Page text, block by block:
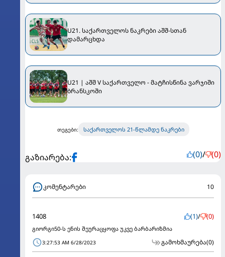
U21. საქართველოს ნაკრები აშშ-სთან
დამარცხდა
U21 | აშშ V საქართველო - მატჩისწინა ვარჯიში
ბრანსკოში
თეგები: საქართველოს 21-წლამდე ნაკრები
გაზიარება: (0)/ (0)
კომენტარები 10
1408 (1)/ (0)
გიორგი50-ს ენის შეურაცყოფა უკვე ბარბარიზმია
3:27:53 AM 6/28/2023 გამოხმაურება(0)